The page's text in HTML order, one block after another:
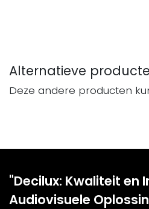
Alternatieve
Deze andere producten
"Decilux: Kwaliteit en
Audiovisuele